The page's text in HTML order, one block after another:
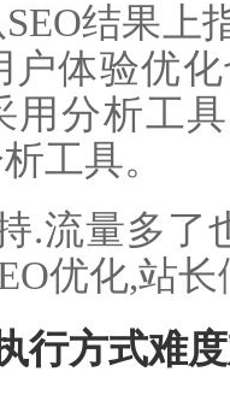
结果上
户体验优
分析工
工具。
.流量多了
优化,站
行方式难